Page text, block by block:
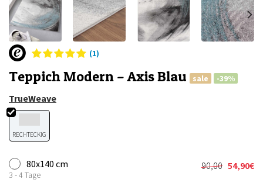
(1)
Teppich Modern – Axis Blau sale -39%
TrueWeave
RECHTECKIG
80x140 cm
3 - 4 Tage
90,00 54,90€
Aktueller